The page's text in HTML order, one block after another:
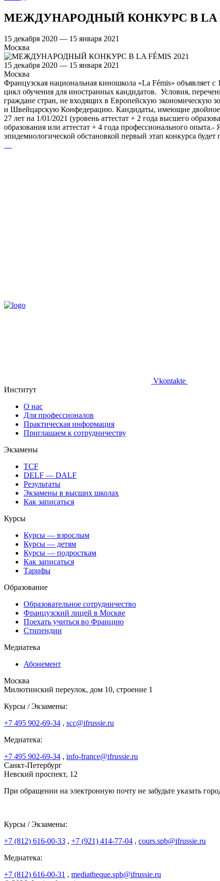
МЕЖДУНАРОДНЫЙ КОНКУРС В LA
15 декабря 2020 — 15 января 2021
Москва
15 декабря 2020 — 15 января 2021
Москва
Французская национальная киношкола «La Fémis» объявляет
цикл обучения для иностранных кандидатов. Условия,
граждане стран, не входящих в Европейскую экономическую
и Швейцарскую Конфедерацию. Кандидаты, имеющие двойное
27 лет на 1/01/2021 (уровень аттестат + 2 года высшего
образования или аттестат + 4 года профессионального
эпидемиологической обстановкой первый этап конкурса
Vkontakte
Институт
О нас
Для профессионалов
Практическая информация
Приглашаем к сотрудничеству
Экзамены
TCF
DELF — DALF
Результаты
Экзамены в высших школах
Как записаться
Курсы
Курсы — взрослым
Курсы — детям
Курсы — подросткам
Как записаться
Тарифы
Образование
Образовательное сотрудничество
Французский лицей в Москве
Поехать учиться во Францию
Стипендии
Медиатека
Абонемент
Москва
Милютинский переулок, дом 10, строение 1
Курсы / Экзамены:
+7 495 902-69-34 , scc@ifrussie.ru
Медиатека:
+7 495 902-69-34 , info-france@ifrussie.ru
Санкт-Петербург
Невский проспект, 12
При обращении на электронную почту не забудьте указать
Курсы / Экзамены:
+7 (812) 616-00-33 , +7 (921) 414-77-04 , cours.spb@ifrussie.ru
Медиатека:
+7 (812) 616-00-31 , mediatheque.spb@ifrussie.ru